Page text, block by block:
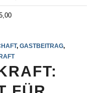
,GASTBEITRAG